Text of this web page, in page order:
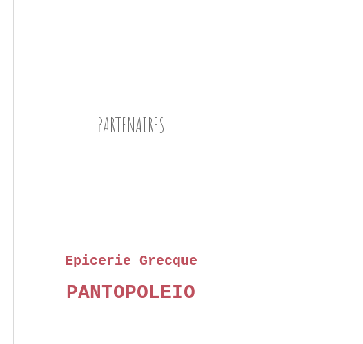
PARTENAIRES
Epicerie Grecque
PANTOPOLEIO